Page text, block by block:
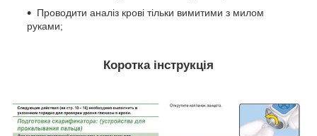
Проводити аналіз крові тільки вимитими з милом
руками;
Коротка інструкція